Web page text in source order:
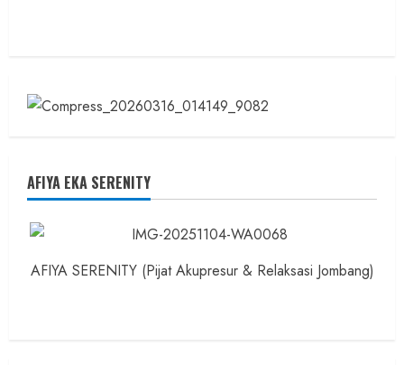
AFIYA EKA SERENITY
AFIYA SERENITY (Pijat Akupresur & Relaksasi Jombang)